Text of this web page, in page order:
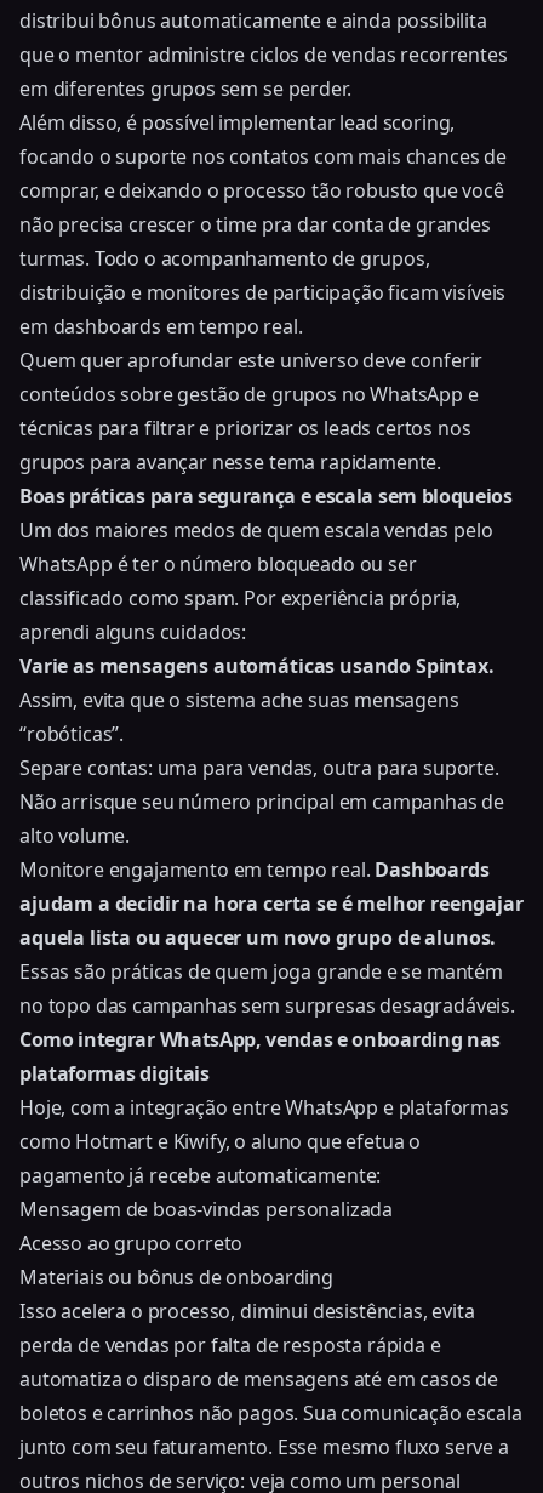
distribui bônus automaticamente e ainda possibilita
que o mentor administre ciclos de vendas recorrentes
em diferentes grupos sem se perder.
Além disso, é possível implementar lead scoring,
focando o suporte nos contatos com mais chances de
comprar, e deixando o processo tão robusto que você
não precisa crescer o time pra dar conta de grandes
turmas. Todo o acompanhamento de grupos,
distribuição e monitores de participação ficam visíveis
em dashboards em tempo real.
Quem quer aprofundar este universo deve conferir
conteúdos sobre gestão de grupos no WhatsApp e
técnicas para filtrar e priorizar os leads certos nos
grupos para avançar nesse tema rapidamente.
Boas práticas para segurança e escala sem bloqueios
Um dos maiores medos de quem escala vendas pelo
WhatsApp é ter o número bloqueado ou ser
classificado como spam. Por experiência própria,
aprendi alguns cuidados:
Varie as mensagens automáticas usando Spintax.
Assim, evita que o sistema ache suas mensagens
“robóticas”.
Separe contas: uma para vendas, outra para suporte.
Não arrisque seu número principal em campanhas de
alto volume.
Monitore engajamento em tempo real. Dashboards
ajudam a decidir na hora certa se é melhor reengajar
aquela lista ou aquecer um novo grupo de alunos.
Essas são práticas de quem joga grande e se mantém
no topo das campanhas sem surpresas desagradáveis.
Como integrar WhatsApp, vendas e onboarding nas
plataformas digitais
Hoje, com a integração entre WhatsApp e plataformas
como Hotmart e Kiwify, o aluno que efetua o
pagamento já recebe automaticamente:
Mensagem de boas-vindas personalizada
Acesso ao grupo correto
Materiais ou bônus de onboarding
Isso acelera o processo, diminui desistências, evita
perda de vendas por falta de resposta rápida e
automatiza o disparo de mensagens até em casos de
boletos e carrinhos não pagos. Sua comunicação escala
junto com seu faturamento. Esse mesmo fluxo serve a
outros nichos de serviço: veja como um personal